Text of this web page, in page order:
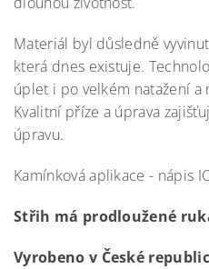
Materiál byl důsledně
která dnes existuje.
úplet i po velkém natažení a
Kvalitní příze a úprava
úpravu.
Kamínková aplikace - nápis
Střih má prodloužené
Vyrobeno v České